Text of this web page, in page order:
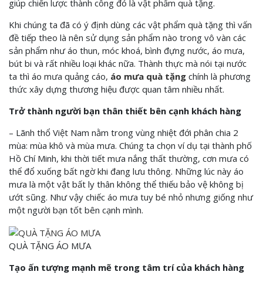
giúp chiến lược thành công đó là vật phẩm quà tặng.
Khi chúng ta đã có ý định dùng các vật phẩm quà tặng thì vấn
đề tiếp theo là nên sử dụng sản phẩm nào trong vô vàn các
sản phẩm như áo thun, móc khoá, bình đựng nước, áo mưa,
bút bi và rất nhiều loại khác nữa. Thành thực mà nói tại nước
ta thì áo mưa quảng cáo, áo mưa quà tặng chính là phương
thức xây dựng thương hiệu được quan tâm nhiều nhất.
Trở thành người bạn thân thiết bên cạnh khách hàng
– Lãnh thổ Việt Nam nằm trong vùng nhiệt đới phân chia 2
mùa: mùa khô và mùa mưa. Chúng ta chọn ví dụ tại thành phố
Hồ Chí Minh, khi thời tiết mưa nắng thất thường, cơn mưa có
thể đổ xuống bất ngờ khi đang lưu thông. Những lúc này áo
mưa là một vật bất ly thân không thể thiếu bảo vệ không bị
ướt sũng. Như vậy chiếc áo mưa tuy bé nhỏ nhưng giống như
một người bạn tốt bên cạnh mình.
QUÀ TẶNG ÁO MƯA
Tạo ấn tượng mạnh mẽ trong tâm trí của khách hàng